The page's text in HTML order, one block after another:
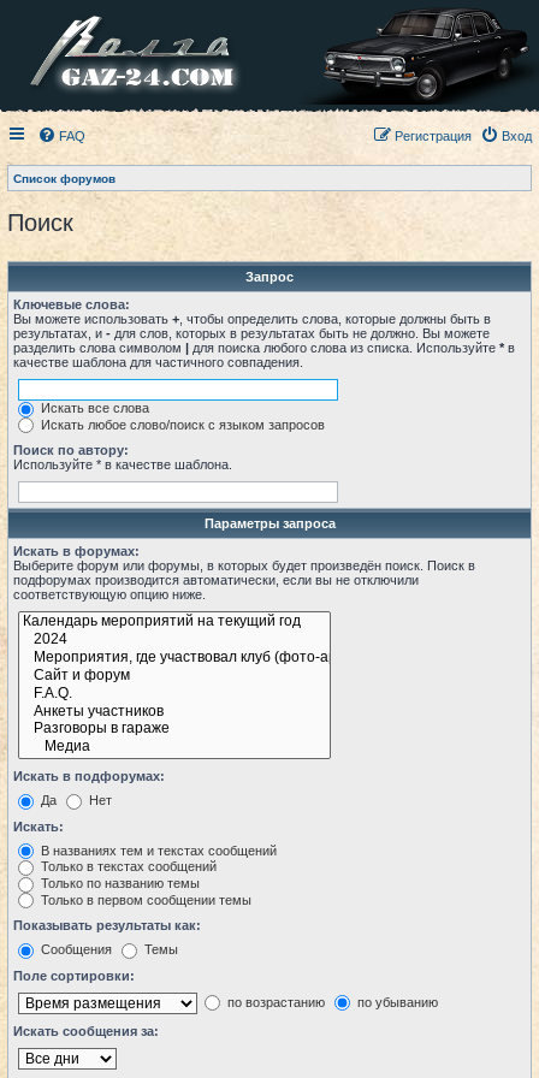
FAQ Вход
Регистрация
Список форумов
Поиск
Запрос
Ключевые слова:
Вы можете использовать + , чтобы определить слова, которые должны быть в
результатах, и - для слов, которых в результатах быть не должно. Вы можете
разделить слова символом | для поиска любого слова из списка. Используйте * в
качестве шаблона для частичного совпадения.
Искать все слова
Искать любое слово/поиск с языком запросов
Поиск по автору:
Используйте * в качестве шаблона.
Параметры запроса
Искать в форумах:
Выберите форум или форумы, в которых будет произведён поиск. Поиск в
подфорумах производится автоматически, если вы не отключили
соответствующую опцию ниже.
Искать в подфорумах:
Да
Нет
Искать:
В названиях тем и текстах сообщений
Только в текстах сообщений
Только по названию темы
Только в первом сообщении темы
Показывать результаты как:
Сообщения
Темы
Поле сортировки:
по возрастанию
по убыванию
Искать сообщения за: